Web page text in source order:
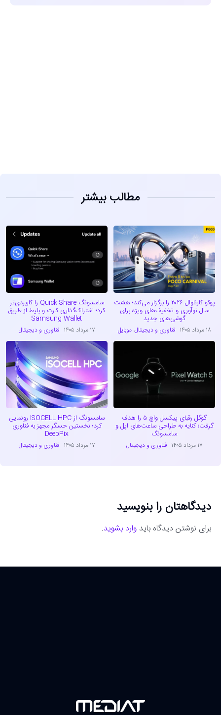
مطالب بیشتر
پوکو کارناوال ۲۰۲۶ را برگزار می‌کند؛ هشت
سال نوآوری و تخفیف‌های ویژه برای
گوشی‌های جدید
۱۸ مرداد ۱۴۰۵ فناوری و دیجیتال،موبایل
سامسونگ Quick Share را کاربردی‌تر
کرد؛ اشتراک‌گذاری کارت و بلیط از طریق
Samsung Wallet
۱۷ مرداد ۱۴۰۵ فناوری و دیجیتال
گوگل رقبای پیکسل واچ ۵ را هدف
گرفت؛ کنایه به طراحی ساعت‌های اپل و
سامسونگ
۱۷ مرداد ۱۴۰۵ فناوری و دیجیتال
سامسونگ از ISOCELL HPC رونمایی
کرد؛ نخستین حسگر مجهز به فناوری
DeepPix
۱۷ مرداد ۱۴۰۵ فناوری و دیجیتال
دیدگاهتان را بنویسید
برای نوشتن دیدگاه باید وارد بشوید.